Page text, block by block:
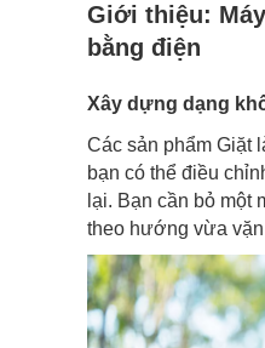
Giới thiệu:
bằng điện
Xây dựng dạng
Các sản phẩm Giặt
bạn có thể điều
lại. Bạn cần bỏ một
theo hướng vừa